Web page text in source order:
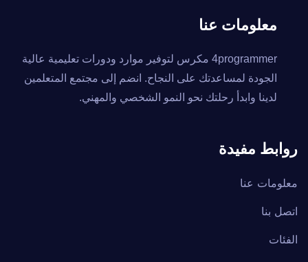
معلومات عنا
4programmer مكرس لتوفير موارد ودورات تعليمية عالية
الجودة لمساعدتك على النجاح. انضم إلى مجتمع المتعلمين
لدينا وابدأ رحلتك نحو النمو الشخصي والمهني.
روابط مفيدة
معلومات عنا
اتصل بنا
الفئات